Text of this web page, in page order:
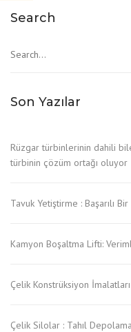
Search
Son Yazılar
Rüzgar türbinlerinin dahili
türbinin çözüm ortağı oluyor
Tavuk Yetiştirme : Başarılı
Kamyon Boşaltma Lifti:
Çelik Konstrüksiyon
Çelik Silolar : Tahıl